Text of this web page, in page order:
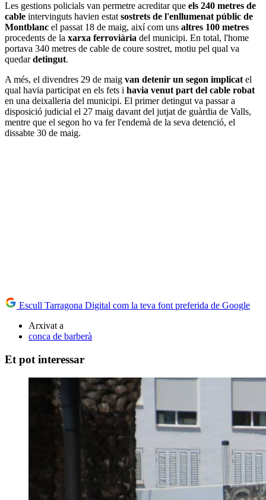
Les gestions policials van permetre acreditar que els 240 metres de
cable intervinguts havien estatsostrets de l'enllumenat públic de
Montblanc el passat 18 de maig, així com uns altres 100 metres
procedents de la xarxa ferroviària del municipi. En total, l'home
portava 340 metres de cable de coure sostret, motiu pel qual va
quedardetingut.
A més, el divendres 29 de maig van detenir un segon implicatel
qual havia participat en els fets i havia venut part del cable robat
en una deixalleria del municipi. El primer detingut va passar a
disposició judicial el 27 maig davant del jutjat de guàrdia de Valls,
mentre que el segon ho va fer l'endemà de la seva detenció, el
dissabte 30 de maig.
Escull Tarragona Digital com la teva font preferida de Google
Arxivat a
conca de barberà
Et pot interessar